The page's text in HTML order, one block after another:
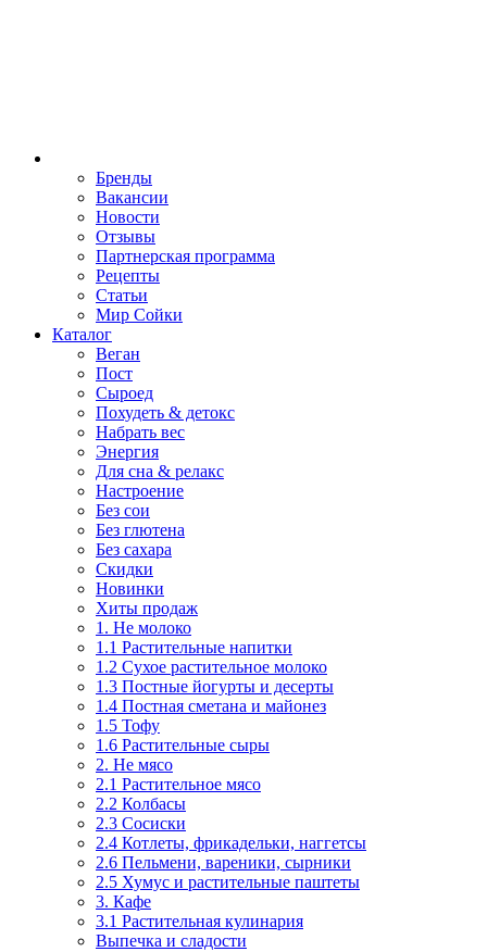
Бренды
Вакансии
Новости
Отзывы
Партнерская программа
Рецепты
Статьи
Мир Сойки
Каталог
Веган
Пост
Сыроед
Похудеть & детокс
Набрать вес
Энергия
Для сна & релакс
Настроение
Без сои
Без глютена
Без сахара
Скидки
Новинки
Хиты продаж
1. Не молоко
1.1 Растительные напитки
1.2 Сухое растительное молоко
1.3 Постные йогурты и десерты
1.4 Постная сметана и майонез
1.5 Тофу
1.6 Растительные сыры
2. Не мясо
2.1 Растительное мясо
2.2 Колбасы
2.3 Сосиски
2.4 Котлеты, фрикадельки, наггетсы
2.6 Пельмени, вареники, сырники
2.5 Хумус и растительные паштеты
3. Кафе
3.1 Растительная кулинария
Выпечка и сладости